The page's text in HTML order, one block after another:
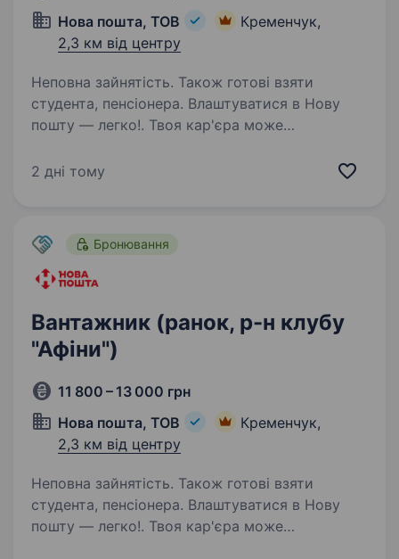
Нова пошта, ТОВ
Кременчук,
2,3 км від центру
Неповна зайнятість. Також готові взяти
студента, пенсіонера. Влаштуватися в Нову
пошту — легко!. Твоя кар'єра може
ми в пошуку вантажника. Ти шукаєш?
затримок…
2 дні тому
Бронювання
Вантажник (ранок, р-н клубу
"Афіни")
11 800 – 13 000 грн
Нова пошта, ТОВ
Кременчук,
2,3 км від центру
Неповна зайнятість. Також готові взяти
студента, пенсіонера. Влаштуватися в Нову
пошту — легко!. Твоя кар'єра може